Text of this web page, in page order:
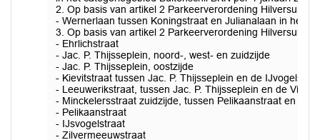
2. Op basis van artikel 2 Parkeerverordening Hilversum
- Wernerlaan tussen Koningstraat en Julianalaan in het
3. Op basis van artikel 2 Parkeerverordening Hilversum
- Ehrlichstraat
- Jac. P. Thijsseplein, noord-, west- en zuidzijde
- Jac. P. Thijsseplein, oostzijde
- Kievitstraat tussen Jac. P. Thijsseplein en de
- Leeuwerikstraat, tussen Jac. P. Thijsseplein en de
- Minckelersstraat zuidzijde, tussen Pelikaanstraat en Jan
- Pelikaanstraat
- IJsvogelstraat
- Zilvermeeuwstraat